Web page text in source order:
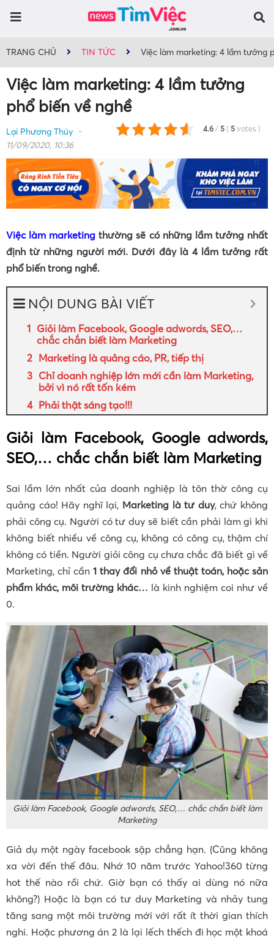
TRANG CHỦ TIN TỨC Việc làm marketing: 4 lầm tưởng
Việc làm marketing: 4 lầm tưởng
phổ biến về nghề
4.6 / 5 ( 5 votes )
Lại Phương Thúy
11/09/2020, 10:36
Việc làm marketing thường sẽ có những lầm tưởng nhất
định từ những người mới. Dưới đây là 4 lầm tưởng rất
phổ biến trong nghề.
NỘI DUNG BÀI VIẾT
Giỏi làm Facebook, Google adwords, SEO,…
chắc chắn biết làm Marketing
Marketing là quảng cáo, PR, tiếp thị
Chỉ doanh nghiệp lớn mới cần làm Marketing,
bởi vì nó rất tốn kém
Phải thật sáng tạo!!!
Giỏi làm Facebook, Google adwords,
SEO,… chắc chắn biết làm Marketing
Sai lầm lớn nhất của doanh nghiệp là tôn thờ công cụ
quảng cáo! Hãy nghĩ lại, Marketing là tư duy, chứ không
phải công cụ. Người có tư duy sẽ biết cần phải làm gì khi
không biết nhiều về công cụ, không có công cụ, thậm chí
không có tiền. Người giỏi công cụ chưa chắc đã biết gì về
Marketing, chỉ cần1 thay đổi nhỏ về thuật toán, hoặc sản
phẩm khác, môi trường khác… là kinh nghiệm coi như về
0.
Giỏi làm Facebook, Google adwords, SEO,… chắc chắn biết làm
Marketing
Giả dụ một ngày facebook sập chẳng hạn. (Cũng không
xa vời đến thế đâu. Nhớ 10 năm trước Yahoo!360 từng
hot thế nào rồi chứ. Giờ bạn có thấy ai dùng nó nữa
không?) Hoặc là bạn có tư duy Marketing và nhảy tung
tăng sang một môi trường mới với rất ít thời gian thích
nghi. Hoặc phương án 2 là lại lếch thếch đi học một khoá